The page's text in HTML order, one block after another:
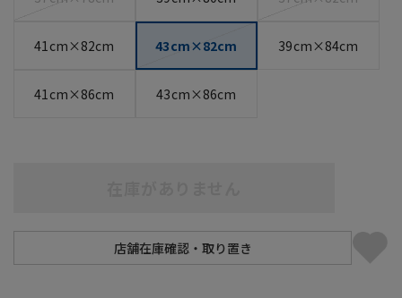
41cm×82cm 43cm×82cm 39cm×84cm
41cm×86cm 43cm×86cm